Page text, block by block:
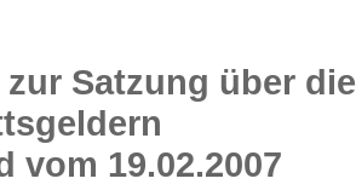
Satzung über die
vom 19.02.2007